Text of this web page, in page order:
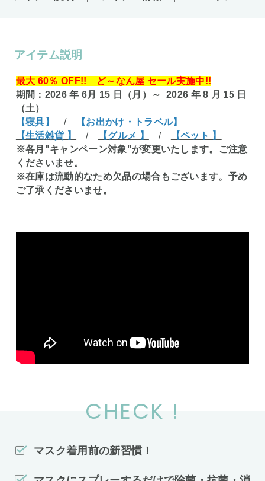
アイテム説明
最大 60％ OFF!! ど～なん屋 セール実施中!!
期間：2026 年 6月 15 日（月）～ 2026 年 8 月 15 日
（土）
【寝具】
/
【お出かけ・トラベル】
【生活雑貨 】
/ 【グルメ 】 /
【ペット 】
※各月"キャンペーン対象"が変更いたします。ご注意
くださいませ。
※在庫は流動的なため欠品の場合もございます。予め
ご了承くださいませ。
CHECK !
マスク着用前の新習慣！